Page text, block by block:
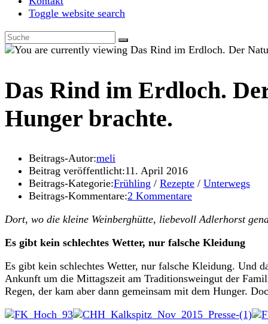
Toggle website search
Das Rind im Erdloch.
Hunger brachte.
Beitrags-Autor:meli
Beitrag veröffentlicht:11. April 2016
Beitrags-Kategorie:Frühling / Rezepte / Unterwegs
Beitrags-Kommentare:2 Kommentare
Dort, wo die kleine Weinberghütte, liebevoll Adlerhorst
Es gibt kein schlechtes Wetter, nur falsche Kleidung
Es gibt kein schlechtes Wetter, nur falsche Kleidung. Und
Ankunft um die Mittagszeit am Traditionsweingut der
Regen, der kam aber dann gemeinsam mit dem Hunger.